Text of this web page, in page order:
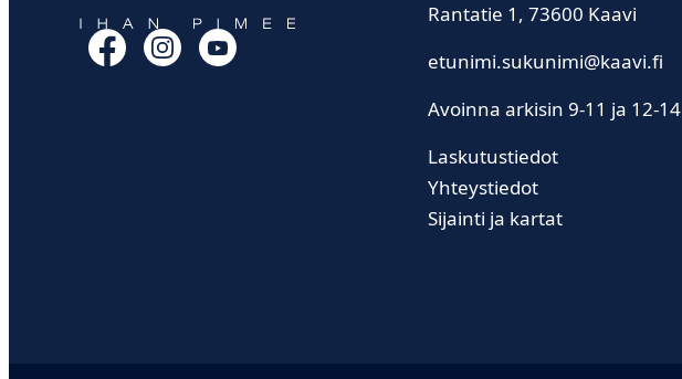
FacebookInstagram
Rantatie 1, 73600 Kaavi
etunimi.sukunimi@kaavi.fi
Avoinna arkisin 9-11 ja 12-14
Laskutustiedot
Yhteystiedot
Sijainti ja kartat